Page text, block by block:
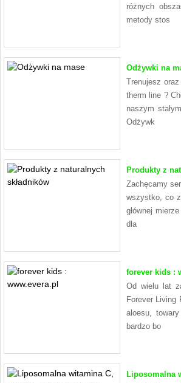
różnych
metody stos
Odżywki na
Trenujesz
therm line ?
naszym
Odżywk
Produkty z
Zachęcamy
wszystko, co
głównej
dla
forever kids :
Od wielu lat
Forever Living
aloesu,
bardzo bo
Liposomalna